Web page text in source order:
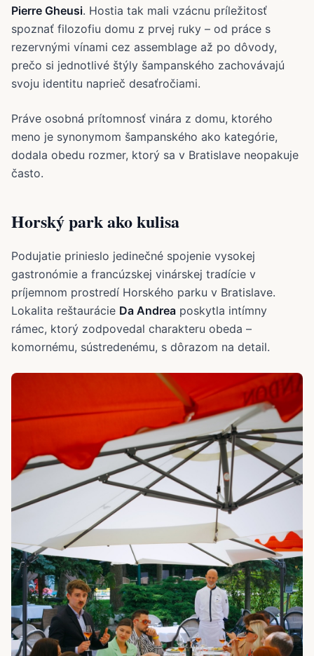
Pierre Gheusi. Hostia tak mali vzácnu príležitosť
spoznať filozofiu domu z prvej ruky – od práce s
rezervnými vínami cez assemblage až po dôvody,
prečo si jednotlivé štýly šampanského zachovávajú
svoju identitu naprieč desaťročiami.
Práve osobná prítomnosť vinára z domu, ktorého
meno je synonymom šampanského ako kategórie,
dodala obedu rozmer, ktorý sa v Bratislave neopakuje
často.
Horský park ako kulisa
Podujatie prinieslo jedinečné spojenie vysokej
gastronómie a francúzskej vinárskej tradície v
príjemnom prostredí Horského parku v Bratislave.
Lokalita reštaurácie Da Andrea poskytla intímny
rámec, ktorý zodpovedal charakteru obeda –
komornému, sústredenému, s dôrazom na detail.